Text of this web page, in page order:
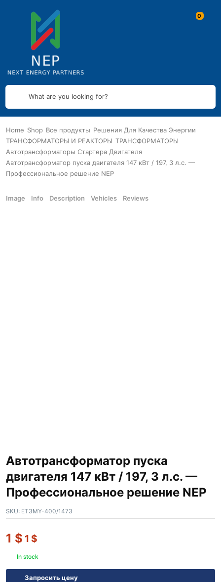
What are you looking for?
Home Shop Все продукты Решения Для Качества Энергии
ТРАНСФОРМАТОРЫ И РЕАКТОРЫ ТРАНСФОРМАТОРЫ
Автотрансформаторы Стартера Двигателя
Автотрансформатор пуска двигателя 147 кВт / 197, 3 л.с. —
Профессиональное решение NEP
Image Info Description Vehicles Reviews
Автотрансформатор пуска
двигателя 147 кВт / 197, 3 л.с. —
Профессиональное решение NEP
SKU: ET3MY-400/1473
1 $ 1 $
In stock
Запросить цену